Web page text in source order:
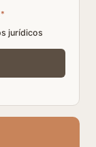
*
jurídicos